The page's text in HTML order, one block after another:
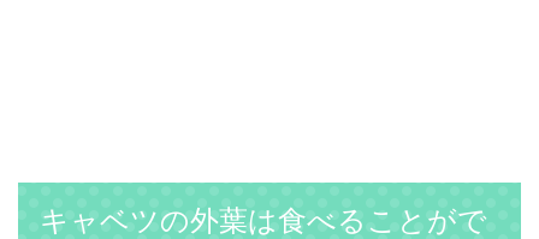
キャベツの外葉は食べることがで